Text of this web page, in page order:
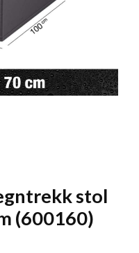
stol
(600160)